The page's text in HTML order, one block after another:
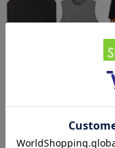
Capilene Cool Daily
Shirt